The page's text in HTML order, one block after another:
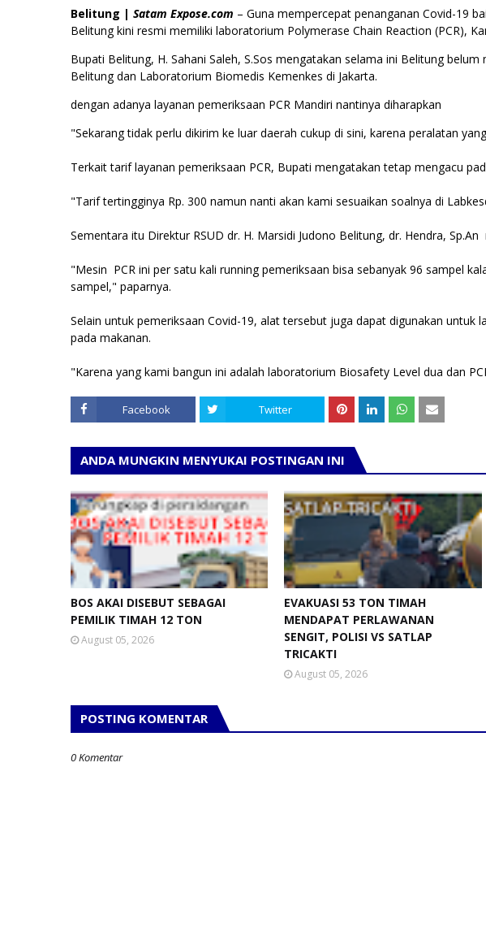
Belitung | Satam Expose.com – Guna mempercepat penanganan Covid-19
Belitung kini resmi memiliki laboratorium Polymerase Chain Reaction (PCR),
Bupati Belitung, H. Sahani Saleh, S.Sos mengatakan selama ini Belitung
Belitung dan Laboratorium Biomedis Kemenkes di Jakarta.
dengan adanya layanan pemeriksaan PCR Mandiri nantinya diharapkan
"Sekarang tidak perlu dikirim ke luar daerah cukup di sini, karena peralatan
Terkait tarif layanan pemeriksaan PCR, Bupati mengatakan tetap mengacu
"Tarif tertingginya Rp. 300 namun nanti akan kami sesuaikan soalnya di
Sementara itu Direktur RSUD dr. H. Marsidi Judono Belitung, dr. Hendra,
"Mesin PCR ini per satu kali running pemeriksaan bisa sebanyak 96 sampel
sampel," paparnya.
Selain untuk pemeriksaan Covid-19, alat tersebut juga dapat digunakan untuk
pada makanan.
"Karena yang kami bangun ini adalah laboratorium Biosafety Level dua dan
Facebook Twitter
ANDA MUNGKIN MENYUKAI POSTINGAN INI
BOS AKAI DISEBUT SEBAGAI
PEMILIK TIMAH 12 TON
August 05, 2026
EVAKUASI 53 TON TIMAH
MENDAPAT PERLAWANAN
SENGIT, POLISI VS SATLAP
TRICAKTI
August 05, 2026
POSTING KOMENTAR
0 Komentar